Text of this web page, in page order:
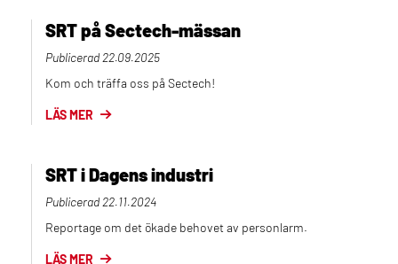
SRT på Sectech-mässan
Publicerad 22.09.2025
Kom och träffa oss på Sectech!
LÄS MER
SRT i Dagens industri
Publicerad 22.11.2024
Reportage om det ökade behovet av personlarm.
LÄS MER